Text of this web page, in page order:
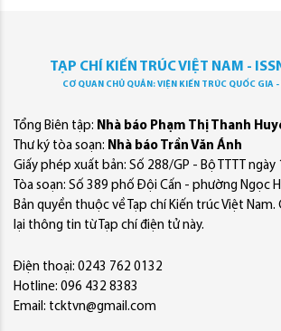
TẠP CHÍ KIẾN TRÚC VIỆT NAM -
CƠ QUAN CHỦ QUẢN: VIỆN KIẾN TRÚC QUỐC GIA
Tổng Biên tập: Nhà báo Phạm Thị Thanh
Thư ký tòa soạn: Nhà báo Trần Văn Ánh
Giấy phép xuất bản: Số 288/GP - Bộ TTTT
Tòa soạn: Số 389 phố Đội Cấn - phường Ngọc
Bản quyền thuộc về Tạp chí Kiến trúc Việt Nam.
lại thông tin từ Tạp chí điện tử này.
Điện thoại: 0243 762 0132
Hotline: 096 432 8383
Email: tcktvn@gmail.com